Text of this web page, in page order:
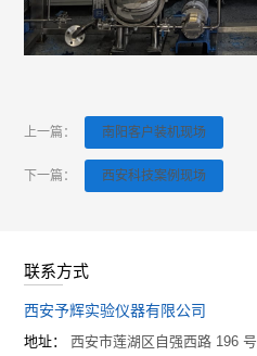
上一篇： 南阳客户装机现场
下一篇： 西安科技案例现场
联系方式
西安予辉实验仪器有限公司
地址： 西安市莲湖区自强西路 196 号